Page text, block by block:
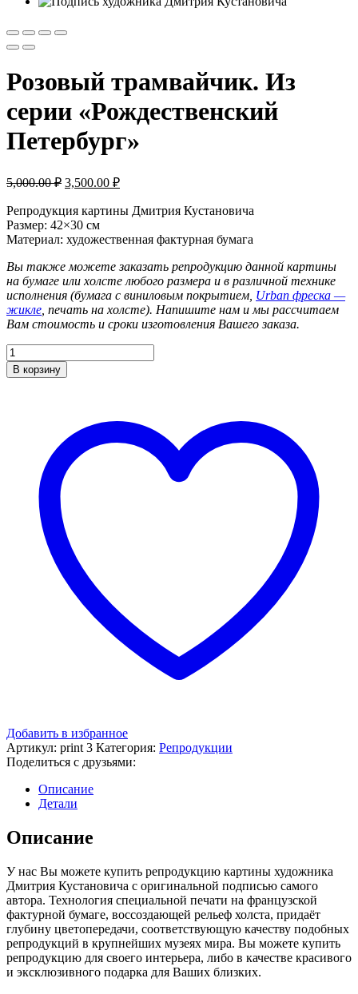
Розовый трамвайчик. Из
серии «Рождественский
Петербург»
5,000.00 ₽ Первоначальная
составляла
5,000.00 ₽.
3,500.00 ₽Текущая
3,500.00 ₽.
Репродукция картины Дмитрия Кустановича
Размер: 42×30 см
Материал: художественная фактурная бумага
Вы также можете заказать репродукцию данной картины
на бумаге или холсте любого размера и в различной технике
исполнения (бумага с виниловым покрытием, Urban фреска —
жикле , печать на холсте). Напишите нам и мы рассчитаем
Вам стоимость и сроки изготовления Вашего заказа.
Количество
товара
Розовый
«Рождественский
Петербург»
В корзину
Добавить в избранное
Артикул: print 3 Категория: Репродукции
Поделиться с друзьями:
Описание
Детали
Описание
У нас Вы можете купить репродукцию картины художника
Дмитрия Кустановича с оригинальной подписью самого
автора. Технология специальной печати на французской
фактурной бумаге, воссоздающей рельеф холста, придаёт
глубину цветопередачи, соответствующую качеству подобных
репродукций в крупнейших музеях мира. Вы можете купить
репродукцию для своего интерьера, либо в качестве красивого
и эксклюзивного подарка для Ваших близких.